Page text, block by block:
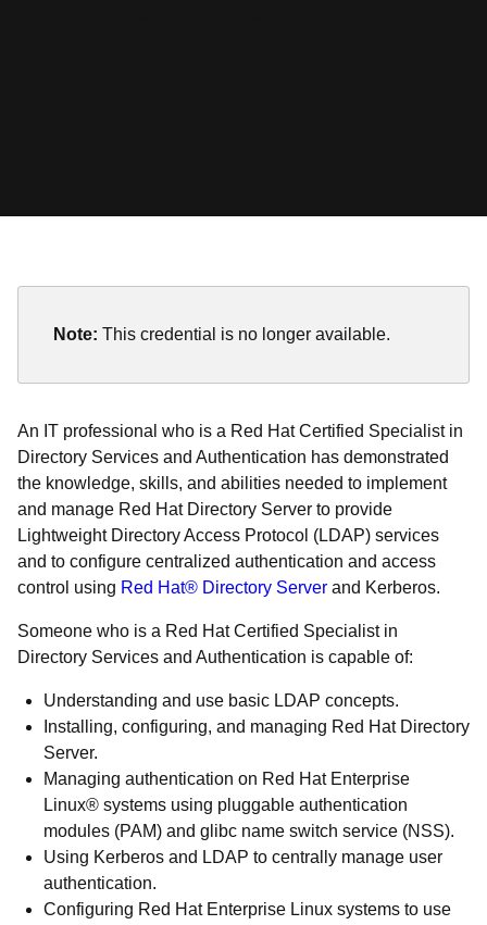
Note: This credential is no longer available.
An IT professional who is a Red Hat Certified Specialist in
Directory Services and Authentication has demonstrated
the knowledge, skills, and abilities needed to implement
and manage Red Hat Directory Server to provide
Lightweight Directory Access Protocol (LDAP) services
and to configure centralized authentication and access
control using Red Hat® Directory Server and Kerberos.
Someone who is a Red Hat Certified Specialist in
Directory Services and Authentication is capable of:
Understanding and use basic LDAP concepts.
Installing, configuring, and managing Red Hat Directory
Server.
Managing authentication on Red Hat Enterprise
Linux® systems using pluggable authentication
modules (PAM) and glibc name switch service (NSS).
Using Kerberos and LDAP to centrally manage user
authentication.
Configuring Red Hat Enterprise Linux systems to use